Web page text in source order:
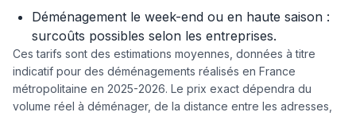
Déménagement le week-end ou en haute saison :
surcoûts possibles selon les entreprises.
Ces tarifs sont des estimations moyennes, données à titre
indicatif pour des déménagements réalisés en France
métropolitaine en 2025-2026. Le prix exact dépendra du
volume réel à déménager, de la distance entre les adresses,